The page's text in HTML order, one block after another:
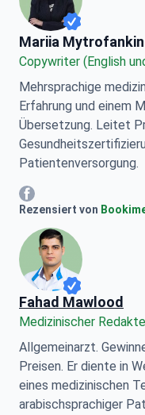
Mariia Mytrofankina
Mariia
Copywriter (English
Mehrsprachige
Erfahrung und einem
Übersetzung. Leitet
Patientenversorgung.
Mariia Mytrofankina
Rezensiert von
Fahad Mawlood
Medizinischer
Allgemeinarzt.
Preisen. Er diente in
eines medizinischen
arabischsprachiger